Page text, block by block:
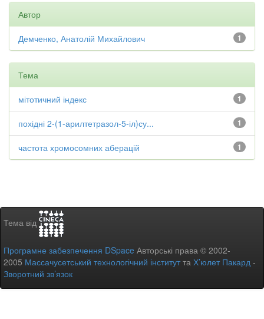
Автор
1
Демченко, Анатолій Михайлович
Тема
1
мітотичний індекс
1
похідні 2-(1-арилтетразол-5-іл)су...
1
частота хромосомних аберацій
Тема від
Програмне забезпечення DSpace Авторські права © 2002-
2005 Массачусетський технологічний інститутта Х’юлет Пакард -
Зворотний зв’язок